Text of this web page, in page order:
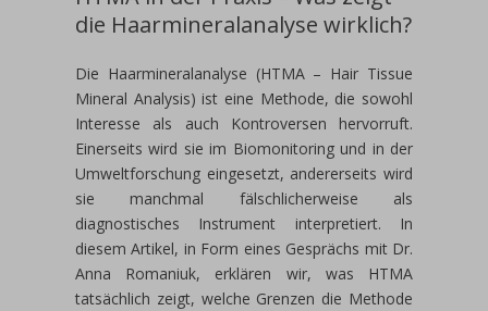
die Haarmineralanalyse wirklich?
Die Haarmineralanalyse (HTMA – Hair Tissue
Mineral Analysis) ist eine Methode, die sowohl
Interesse als auch Kontroversen hervorruft.
Einerseits wird sie im Biomonitoring und in der
Umweltforschung eingesetzt, andererseits wird
sie manchmal fälschlicherweise als
diagnostisches Instrument interpretiert. In
diesem Artikel, in Form eines Gesprächs mit Dr.
Anna Romaniuk, erklären wir, was HTMA
tatsächlich zeigt, welche Grenzen die Methode